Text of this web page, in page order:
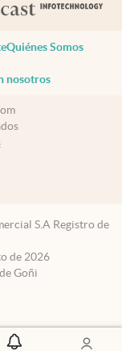
Quiénes Somos
nosotros
S.A Registro de
de 2026
Goñi